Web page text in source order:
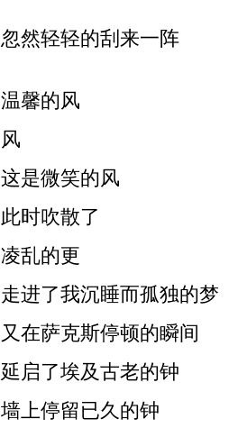
忽然轻轻的刮来一阵
温馨的风
风
这是微笑的风
此时吹散了
凌乱的更
走进了我沉睡而孤独的梦
又在萨克斯停顿的瞬间
延启了埃及古老的钟
墙上停留已久的钟